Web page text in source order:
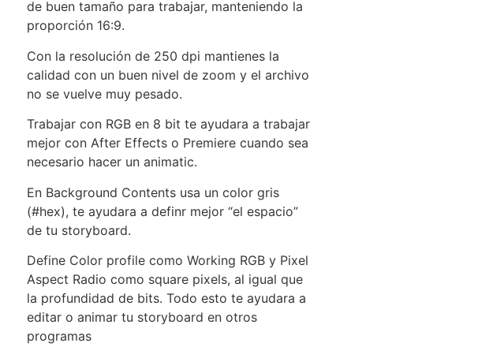
de buen tamaño para trabajar, manteniendo la
proporción 16:9.
Con la resolución de 250 dpi mantienes la
calidad con un buen nivel de zoom y el archivo
no se vuelve muy pesado.
Trabajar con RGB en 8 bit te ayudara a trabajar
mejor con After Effects o Premiere cuando sea
necesario hacer un animatic.
En Background Contents usa un color gris
(#hex), te ayudara a definr mejor “el espacio”
de tu storyboard.
Define Color profile como Working RGB y Pixel
Aspect Radio como square pixels, al igual que
la profundidad de bits. Todo esto te ayudara a
editar o animar tu storyboard en otros
programas